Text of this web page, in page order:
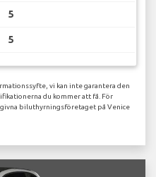
5
5
vi kan inte garantera den
du kommer att få. För
biluthyrningsföretaget på Venice